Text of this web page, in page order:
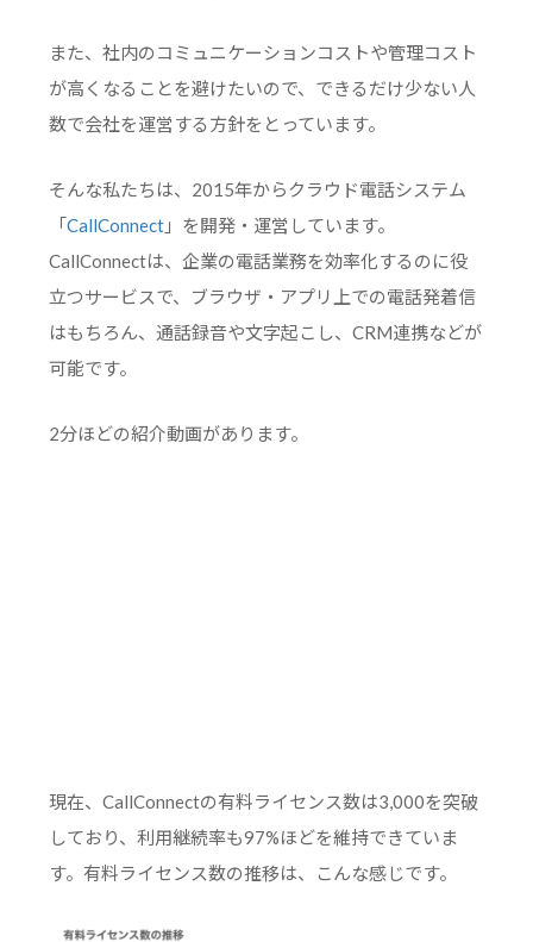
また、社内のコミュニケーションコストや管理コスト
が高くなることを避けたいので、できるだけ少ない人
数で会社を運営する方針をとっています。
そんな私たちは、2015年からクラウド電話システム
「CallConnect 」を開発・運営しています。
CallConnectは、企業の電話業務を効率化するのに役
立つサービスで、ブラウザ・アプリ上での電話発着信
はもちろん、通話録音や文字起こし、CRM連携などが
可能です。
2分ほどの紹介動画があります。
現在、CallConnectの有料ライセンス数は3,000を突破
しており、利用継続率も97%ほどを維持できていま
す。有料ライセンス数の推移は、こんな感じです。